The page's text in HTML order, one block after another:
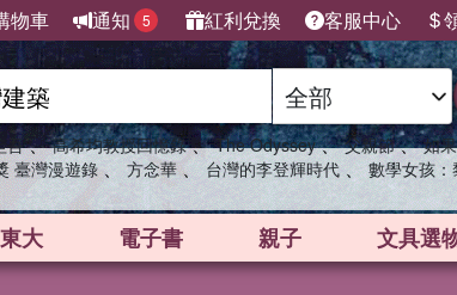
物車 通知 5 紅利兌換 客服中心
吾 、 高希均教授回憶錄 、 The Odyssey 、 父親節 、 如
臺灣漫遊錄 、 方念華 、 台灣的李登輝時代 、 數學女孩：
大 電子書 親子 文具選